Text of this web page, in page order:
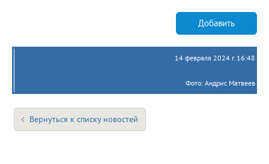
Добавить
14 февраля 2024 г. 16:48
Фото: Андрис Матвеев
Вернуться к списку новостей